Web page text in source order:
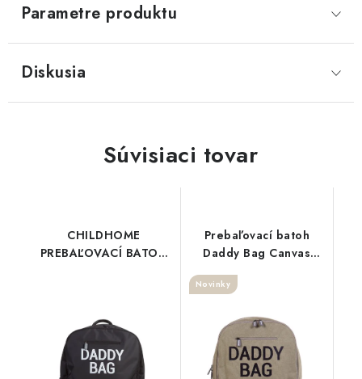
Parametre produktu
Diskusia
Súvisiaci tovar
CHILDHOME
PREBAĽOVACÍ BATOH
Prebaľovací batoh
Daddy Bag Canvas
Novinky